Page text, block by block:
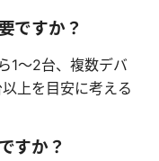
ですか？
1〜2台、複数デバ
上を目安に考える
すか？